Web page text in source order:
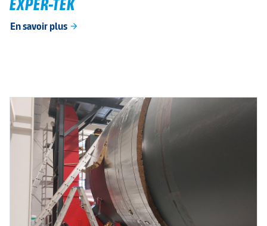
EXPER-TEK
En savoir plus arrow_forward